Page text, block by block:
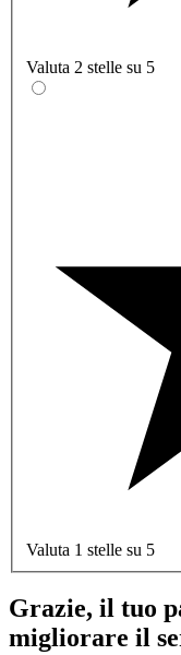
Valuta 2 stelle su 5
Valuta 1 stelle su 5
Grazie, il tuo
migliorare il